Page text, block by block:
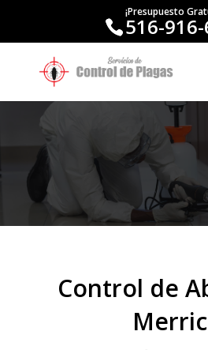
¡Presupuesto
516-
Control de